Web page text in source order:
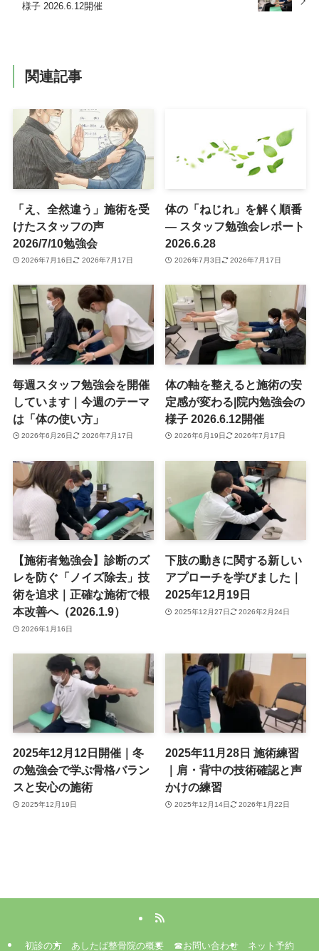
様子 2026.6.12開催
関連記事
「え、全然違う」施術を受
けたスタッフの声
2026/7/10勉強会
2026年7月16日 2026年7月17日
体の「ねじれ」を解く順番
― スタッフ勉強会レポート
2026.6.28
2026年7月3日 2026年7月17日
毎週スタッフ勉強会を開催
しています｜今週のテーマ
は「体の使い方」
2026年6月26日 2026年7月17日
体の軸を整えると施術の安
定感が変わる|院内勉強会の
様子 2026.6.12開催
2026年6月19日 2026年7月17日
【施術者勉強会】診断のズ
レを防ぐ「ノイズ除去」技
術を追求｜正確な施術で根
本改善へ（2026.1.9）
2026年1月16日
下肢の動きに関する新しい
アプローチを学びました｜
2025年12月19日
2025年12月27日 2026年2月24日
2025年12月12日開催｜冬
の勉強会で学ぶ骨格バラン
スと安心の施術
2025年12月19日
2025年11月28日 施術練習
｜肩・背中の技術確認と声
かけの練習
2025年12月14日 2026年1月22日
初診の方 あしたば整骨院の概要 ☎お問い合わせ ネット予約